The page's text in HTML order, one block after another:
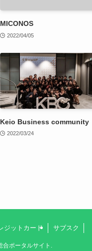
MICONOS
2022/04/05
Keio Business community
2022/03/24
ジットカード サブスク
ポータルサイト.